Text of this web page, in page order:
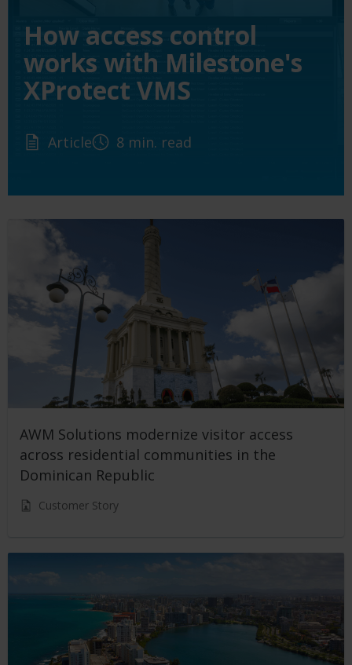
How access control
works with Milestone's
XProtect VMS
Article 8 min. read
AWM Solutions modernize visitor access
across residential communities in the
Dominican Republic
Customer Story